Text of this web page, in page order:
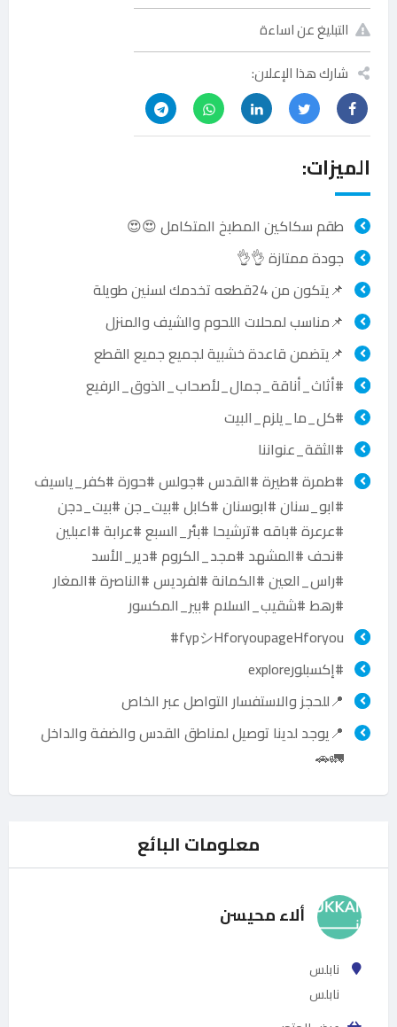
التبليغ عن اساءة
شارك هذا الإعلان:
الميزات:
طقم سكاكين المطبخ المتكامل 😍😍
جودة ممتازة 👌👌
📌يتكون من 24قطعه تخدمك لسنين طويلة
📌مناسب لمحلات اللحوم والشيف والمنزل
📌يتضمن قاعدة خشبية لجميع جميع القطع
#أثاث_أناقة_جمال_لأصحاب_الذوق_الرفيع
#كل_ما_يلزم_البيت
#الثقة_عنواننا
#طمرة #طيرة #القدس #جولس #حورة #كفر_ياسيف
#ابو_سنان #ابوسنان #كابل #بيت_جن #بيت_دجن
#عرعرة #باقه #ترشيحا #بئر_السبع #عرابة #اعبلين
#نحف #المشهد #مجد_الكروم #دير_الأسد
#راس_العين #الكمانة #لفرديس #الناصرة #المغار
#رهط #شقيب_السلام #بير_المكسور
fypシHforyoupageHforyou#
#إكسبلورexplore
📍للحجز والاستفسار التواصل عبر الخاص
📍يوجد لدينا توصيل لمناطق القدس والضفة والداخل
🚛🚗
معلومات البائع
ألاء محيسن
نابلس
نابلس